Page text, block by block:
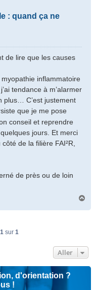
: quand ça ne
de lire que les causes
inflammatoire
tendance à m’alarmer
plus… C’est justement
que je me pose
conseil et reprendre
jours. Et merci
de la filière FAI²R,
de près ou de loin
1sur 1
Aller
d'orientation ?
!